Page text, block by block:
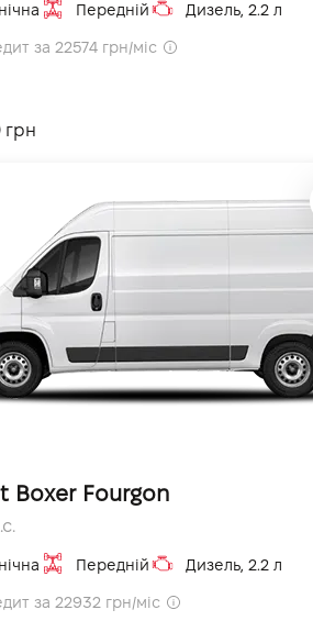
Передній Дизель, 2.2 л
за 22574 грн/міс
грн
Boxer Fourgon
Передній Дизель, 2.2 л
за 22932 грн/міс